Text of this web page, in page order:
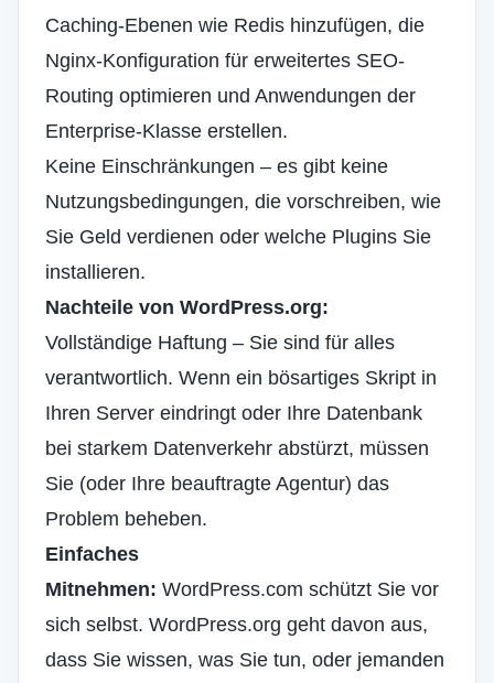
Caching-Ebenen wie Redis hinzufügen, die
Nginx-Konfiguration für erweitertes SEO-
Routing optimieren und Anwendungen der
Enterprise-Klasse erstellen.
Keine Einschränkungen – es gibt keine
Nutzungsbedingungen, die vorschreiben, wie
Sie Geld verdienen oder welche Plugins Sie
installieren.
Nachteile von WordPress.org:
Vollständige Haftung – Sie sind für alles
verantwortlich. Wenn ein bösartiges Skript in
Ihren Server eindringt oder Ihre Datenbank
bei starkem Datenverkehr abstürzt, müssen
Sie (oder Ihre beauftragte Agentur) das
Problem beheben.
Einfaches
Mitnehmen: WordPress.com schützt Sie vor
sich selbst. WordPress.org geht davon aus,
dass Sie wissen, was Sie tun, oder jemanden